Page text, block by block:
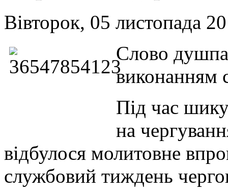
Вівторок, 05 листопада
Слово
виконанням
Під час
на
відбулося молитовне
службовий тиждень